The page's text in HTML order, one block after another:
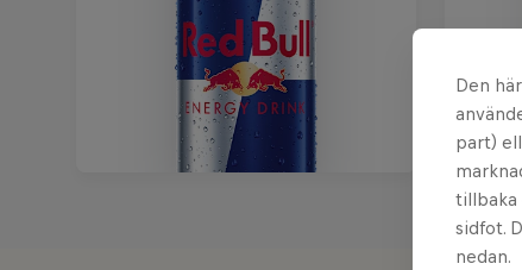
Den
part)
tillbaka
sidfot.
nedan.